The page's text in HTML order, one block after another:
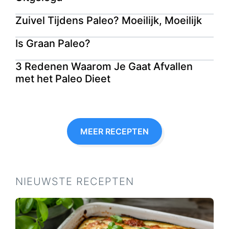
Zuivel Tijdens Paleo? Moeilijk, Moeilijk
Is Graan Paleo?
3 Redenen Waarom Je Gaat Afvallen
met het Paleo Dieet
MEER RECEPTEN
NIEUWSTE RECEPTEN